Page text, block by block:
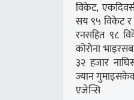
विकेट,
सय ९५ विकेट र
रनसहित ९८
कोरोना
३२ हजार
ज्यान
एजेन्सि